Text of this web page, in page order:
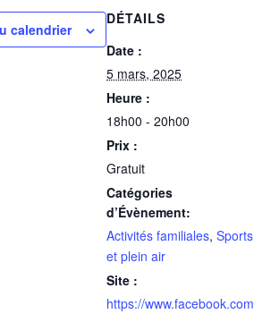
calendrier
DÉTAILS
Date :
5 mars, 2025
Heure :
18h00 - 20h00
Prix :
Gratuit
Catégories
d’Évènement:
Activités familiales, Sports
et plein air
Site :
https://www.facebook.com